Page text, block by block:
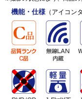
機能・仕様（アイコン